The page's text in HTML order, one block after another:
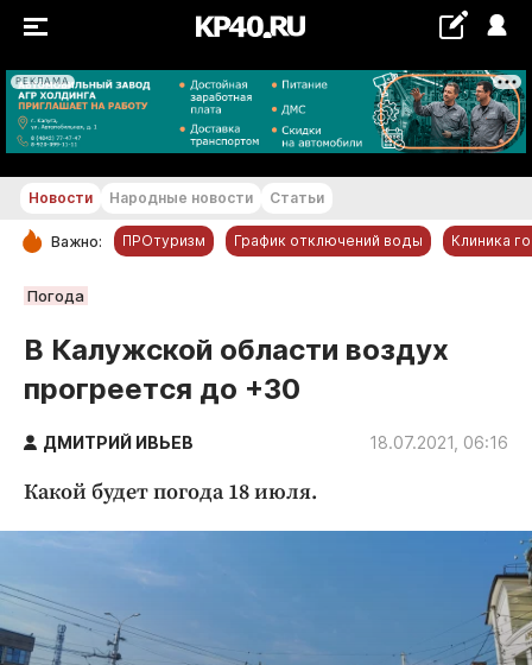
РЕКЛАМА
+29...+30 °С
РУБРИКИ
Новости компаний
Статьи
Народные новости
Авто и транспорт
Благоустройство
Культура
Недвижимость и ЖКХ
Образование
Новости Народные новости Статьи
Важно: ПРОтуризм График отключений воды Клиника
Погода
В Калужской области воздух
прогреется до +30
ДМИТРИЙ ИВЬЕВ 18.07.2021, 06:16
Какой будет погода 18 июля.